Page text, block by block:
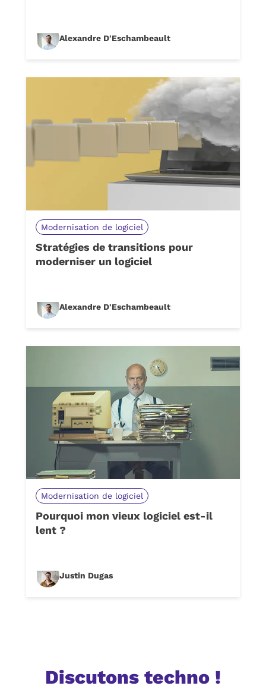
Alexandre D'Eschambeault
Modernisation de logiciel
Stratégies de transitions pour
moderniser un logiciel
Alexandre D'Eschambeault
Modernisation de logiciel
Pourquoi mon vieux logiciel est-il
lent ?
Justin Dugas
Discutons techno !